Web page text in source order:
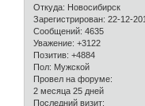
Откуда: Новосибирск
Зарегистрирован: 22-12-
Сообщений: 4635
Уважение: +3122
Позитив: +4884
Пол: Мужской
Провел на форуме:
2 месяца 25 дней
Последний визит: